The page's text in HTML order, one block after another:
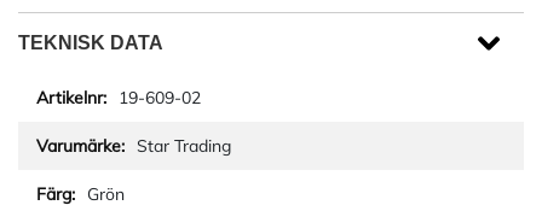
TEKNISK DATA
19-609-02
Star Trading
Grön